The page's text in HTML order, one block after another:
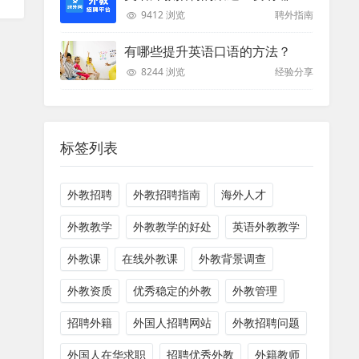
9412 浏览 聘外指南
有哪些提升英语口语的方法？
8244 浏览 经验分享
标签列表
外教招聘 外教招聘指南 海外人才
外教教学 外教教学的好处 英语外教教学
外教课 在线外教课 外教背景调查
外教资质 优秀稳定的外教 外教管理
招聘外籍 外国人招聘网站 外教招聘问题
外国人在华求职 招聘优秀外教 外籍教师